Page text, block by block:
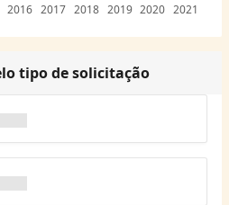
2016 2017 2018 2019 2020 2021
tipo de solicitação